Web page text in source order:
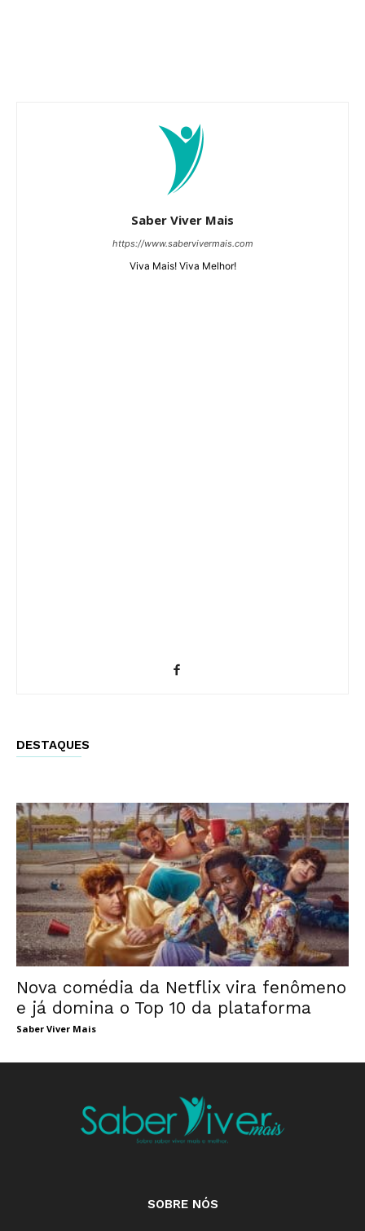
Saber Viver Mais
https://www.sabervivermais.com
Viva Mais! Viva Melhor!
DESTAQUES
Nova comédia da Netflix vira fenômeno
e já domina o Top 10 da plataforma
Saber Viver Mais
SOBRE NÓS